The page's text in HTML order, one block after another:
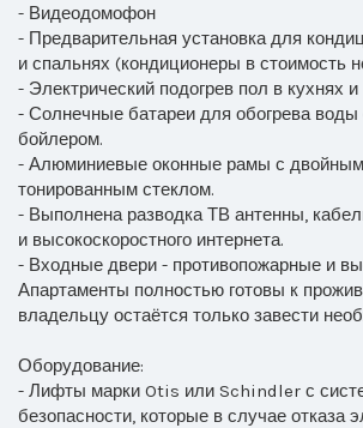
- Видеодомофон
- Предварительная установка для
и спальнях (кондиционеры в стоимость
- Электрический подогрев пол в кухнях
- Солнечные батареи для обогрева
бойлером.
- Алюминиевые оконные рамы с
тонированным стеклом.
- Выполнена разводка ТВ антенны,
и высокоскоростного интернета.
- Входные двери - противопожарные и
Апартаменты полностью готовы к
владельцу остаётся только завести
Оборудование:
- Лифты марки Otis или Schindler с
безопасности, которые в случае отказа